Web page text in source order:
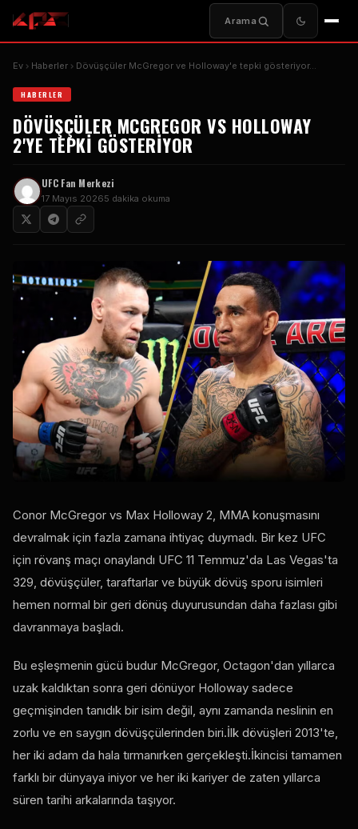
Arama
Ev Haberler Dövüşçüler McGregor ve Holloway'e tepki gösteriyor...
HABERLER
DÖVÜŞÇÜLER MCGREGOR VS HOLLOWAY
2'YE TEPKI GÖSTERIYOR
UFCFan Merkezi
17 Mayıs 20265 dakika okuma
Conor McGregor vs Max Holloway 2, MMA konuşmasını
devralmak için fazla zamana ihtiyaç duymadı. Bir kez UFC
için rövanş maçı onaylandı UFC 11 Temmuz'da Las Vegas'ta
329, dövüşçüler, taraftarlar ve büyük dövüş sporu isimleri
hemen normal bir geri dönüş duyurusundan daha fazlası gibi
davranmaya başladı.
Bu eşleşmenin gücü budur McGregor, Octagon'dan yıllarca
uzak kaldıktan sonra geri dönüyor Holloway sadece
geçmişinden tanıdık bir isim değil, aynı zamanda neslinin en
zorlu ve en saygın dövüşçülerinden biri.İlk dövüşleri 2013'te,
her iki adam da hala tırmanırken gerçekleşti.İkincisi tamamen
farklı bir dünyaya iniyor ve her iki kariyer de zaten yıllarca
süren tarihi arkalarında taşıyor.